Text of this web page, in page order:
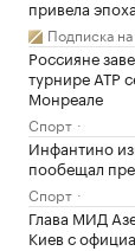
привела
Подписка
Россияне
турнире ATP
Монреале
Спорт
Инфантино
пообещал
Спорт
Глава МИД
Киев с